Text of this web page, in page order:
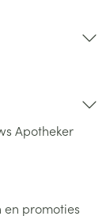
Apotheker
promoties